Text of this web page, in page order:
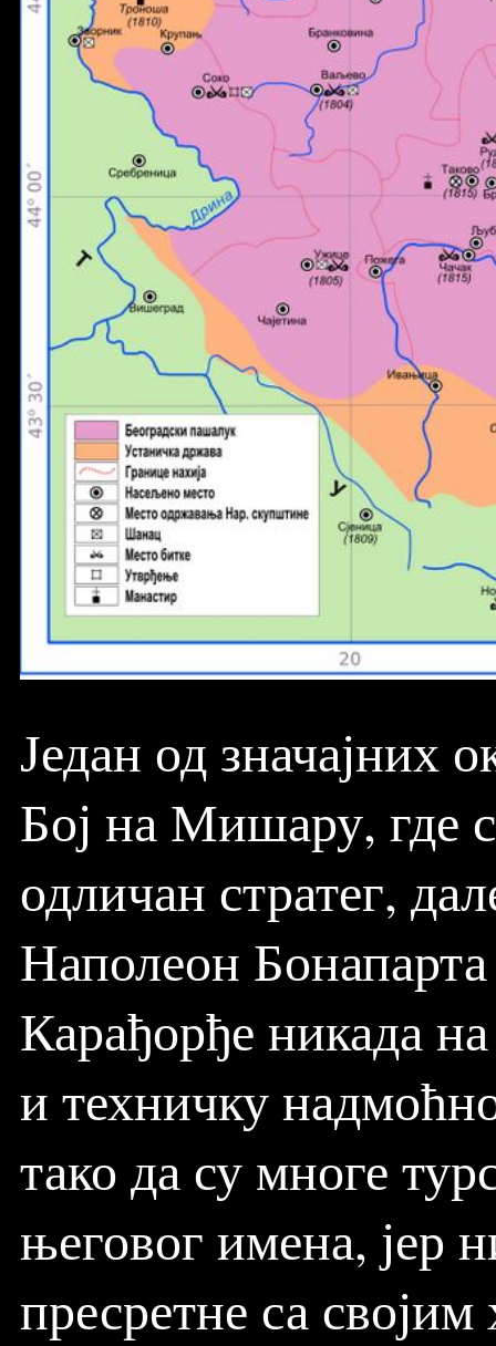
Један од значајних
Бој на Мишару, где
одличан стратег,
Наполеон
Карађорђе никада
и техничку
тако да су многе
његовог имена, јер
пресретне са